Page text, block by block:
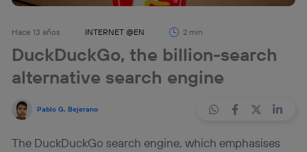
Hace 13 años INTERNET @EN 2 min
DuckDuckGo, the billion-search
alternative search engine
Pablo G. Bejerano
The DuckDuckGo search engine, which emphasises